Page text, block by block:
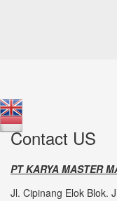
Contact US
PT KARYA MASTER
Jl. Cipinang Elok Blok.